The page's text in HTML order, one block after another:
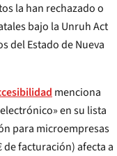
la han rechazado o
de Nueva
menciona
en su lista